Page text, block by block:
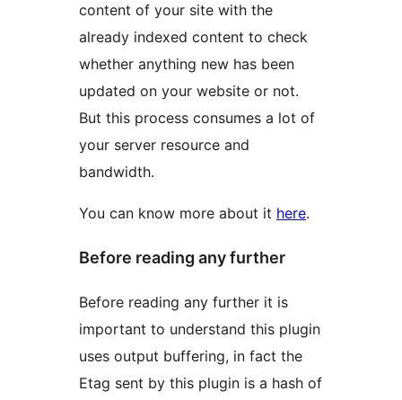
content of your site with the
already indexed content to check
whether anything new has been
updated on your website or not.
But this process consumes a lot of
your server resource and
bandwidth.
You can know more about it here.
Before reading any further
Before reading any further it is
important to understand this plugin
uses output buffering, in fact the
Etag sent by this plugin is a hash of